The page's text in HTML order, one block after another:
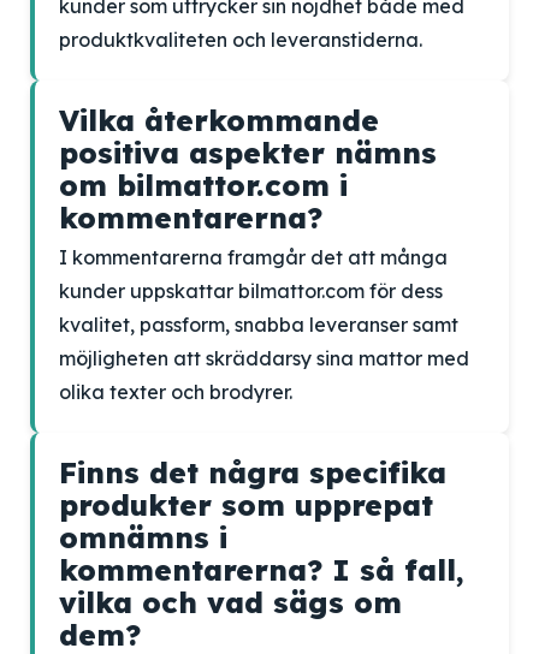
kunder som uttrycker sin nöjdhet både med
produktkvaliteten och leveranstiderna.
Vilka återkommande
positiva aspekter nämns
om bilmattor.com i
kommentarerna?
I kommentarerna framgår det att många
kunder uppskattar bilmattor.com för dess
kvalitet, passform, snabba leveranser samt
möjligheten att skräddarsy sina mattor med
olika texter och brodyrer.
Finns det några specifika
produkter som upprepat
omnämns i
kommentarerna? I så fall,
vilka och vad sägs om
dem?